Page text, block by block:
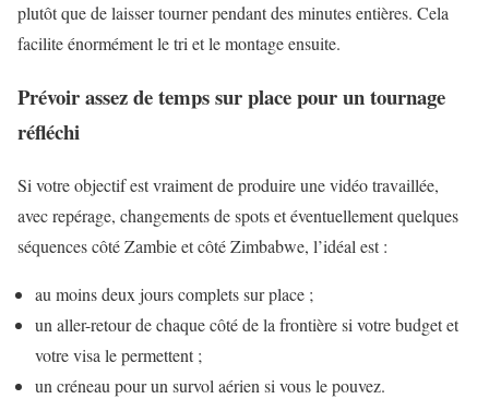
plutôt que de laisser tourner pendant des minutes entières. Cela
facilite énormément le tri et le montage ensuite.
Prévoir assez de temps sur place pour un tournage
réfléchi
Si votre objectif est vraiment de produire une vidéo travaillée,
avec repérage, changements de spots et éventuellement quelques
séquences côté Zambie et côté Zimbabwe, l’idéal est :
au moins deux jours complets sur place ;
un aller-retour de chaque côté de la frontière si votre budget et
votre visa le permettent ;
un créneau pour un survol aérien si vous le pouvez.